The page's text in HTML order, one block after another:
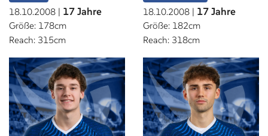
18.10.2008 | 17 Jahre
Größe: 178cm
Reach: 315cm
18.10.2008 | 17 Jahre
Größe: 182cm
Reach: 318cm